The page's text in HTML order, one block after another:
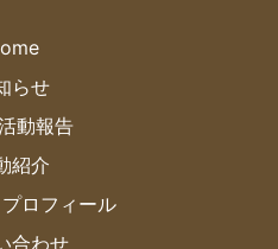
らせ
動報告
紹介
ロフィール
合わせ